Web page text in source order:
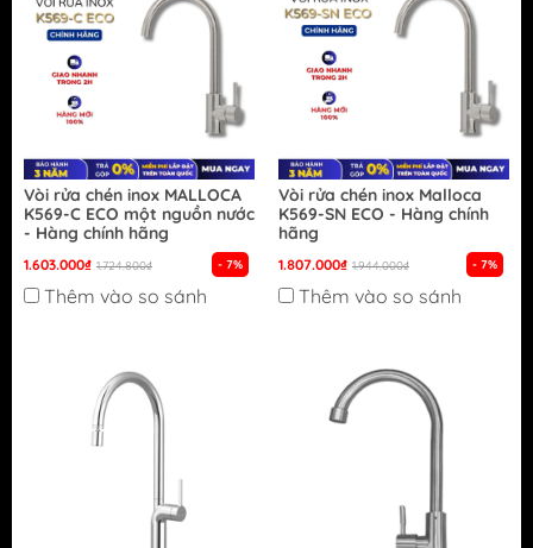
Vòi rửa chén inox MALLOCA
K569-C ECO một nguồn nước
- Hàng chính hãng
1.603.000₫ 1.724.800₫ - 7%
Thêm vào so sánh
Vòi rửa chén inox Malloca
K569-SN ECO - Hàng chính
hãng
1.807.000₫ 1.944.000₫ - 7%
Thêm vào so sánh